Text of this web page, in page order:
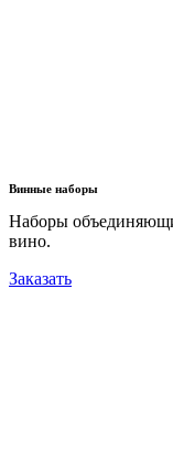
Винные наборы
Наборы
вино.
Заказать